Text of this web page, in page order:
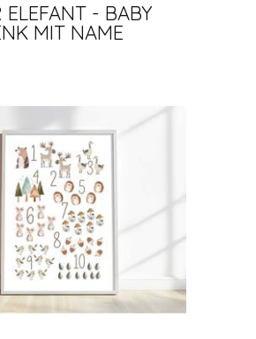
ELEFANT - BABY
MIT NAME